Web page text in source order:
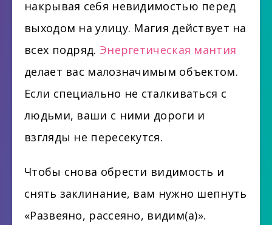
накрывая себя невидимостью перед
выходом на улицу. Магия действует на
всех подряд. Энергетическая мантия
делает вас малозначимым объектом.
Если специально не сталкиваться с
людьми, ваши с ними дороги и
взгляды не пересекутся.
Чтобы снова обрести видимость и
снять заклинание, вам нужно шепнуть
«Развеяно, рассеяно, видим(а)».